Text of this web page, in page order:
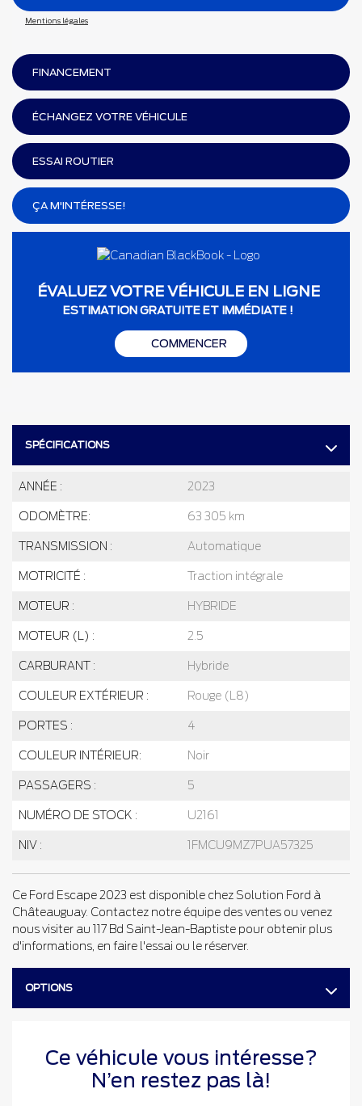
SPÉCIFICATIONS
ANNÉE : 2023
ODOMÈTRE: 63 305 km
TRANSMISSION : Automatique
MOTRICITÉ : Traction intégrale
MOTEUR : HYBRIDE
MOTEUR (L) : 2.5
CARBURANT : Hybride
COULEUR EXTÉRIEUR : Rouge (L8)
PORTES : 4
COULEUR INTÉRIEUR: Noir
PASSAGERS : 5
NUMÉRO DE STOCK : U2161
NIV : 1FMCU9MZ7PUA57325
Ce Ford Escape 2023 est disponible chez Solution Ford à
Châteauguay. Contactez notre équipe des ventes ou venez
nous visiter au 117 Bd Saint-Jean-Baptiste pour obtenir plus
d'informations, en faire l'essai ou le réserver.
OPTIONS
Ce véhicule vous intéresse?
N’en restez pas là!
Mentions légales
FINANCEMENT
ÉCHANGEZ VOTRE VÉHICULE
ESSAI ROUTIER
ÇA M'INTÉRESSE!
ÉVALUEZ VOTRE VÉHICULE EN LIGNE
ESTIMATION GRATUITE ET IMMÉDIATE !
COMMENCER